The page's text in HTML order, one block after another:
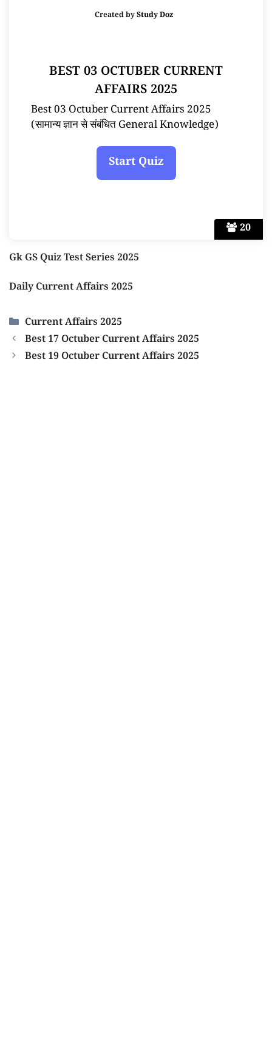
20
Created byStudy Doz
BEST 03 OCTUBER CURRENT
AFFAIRS 2025
Best 03 Octuber Current Affairs 2025
(सामान्य ज्ञान से संबंधित General Knowledge)
Gk GS Quiz Test Series 2025
Daily Current Affairs 2025
Categories
Current Affairs 2025
Best 17 Octuber Current Affairs 2025
Best 19 Octuber Current Affairs 2025